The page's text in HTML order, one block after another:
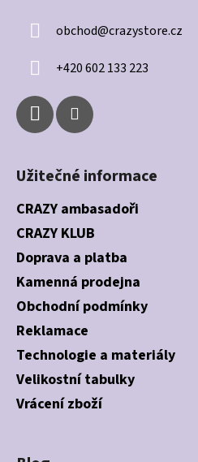
obchod@crazystore.cz
+420 602 133 223
Užitečné informace
CRAZY ambasadoři
CRAZY KLUB
Doprava a platba
Kamenná prodejna
Obchodní podmínky
Reklamace
Technologie a materiály
Velikostní tabulky
Vrácení zboží